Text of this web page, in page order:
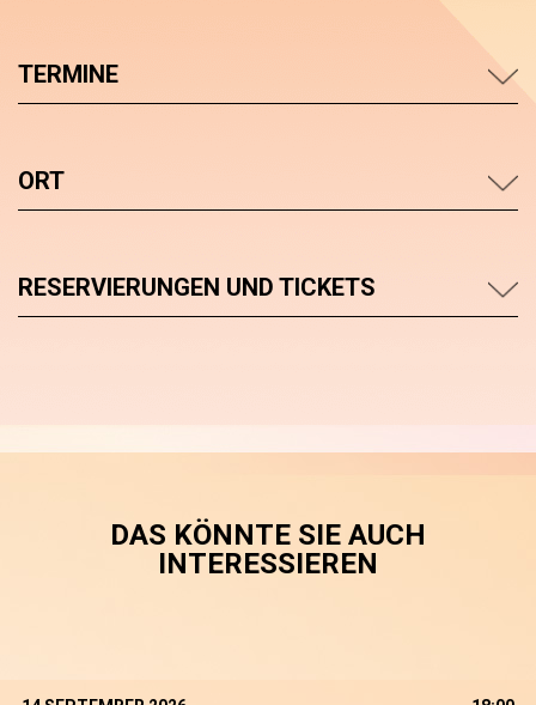
TERMINE
ORT
RESERVIERUNGEN UND TICKETS
DAS KÖNNTE SIE AUCH
INTERESSIEREN